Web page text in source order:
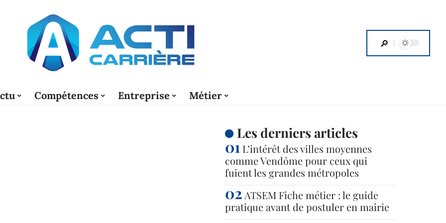
Compétences Entreprise Métier
Les derniers articles
L’intérêt des villes moyennes
comme Vendôme pour ceux qui
fuient les grandes métropoles
ATSEM Fiche métier : le guide
pratique avant de postuler en mairie